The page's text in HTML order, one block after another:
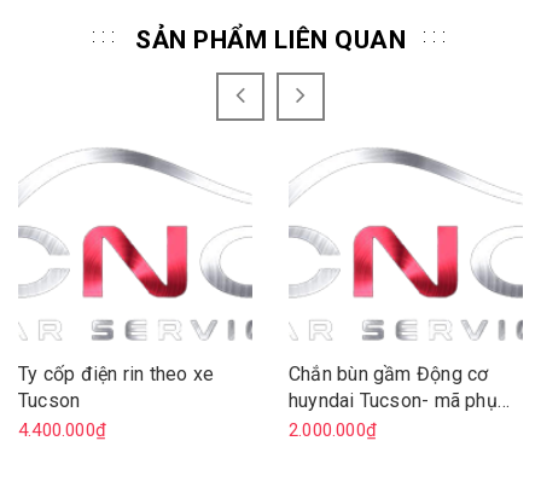
SẢN PHẨM LIÊN QUAN
Ty cốp điện rin theo xe
Tucson
4.400.000₫
Chắn bùn gầm Động cơ
huyndai Tucson- mã phụ
tùng 29110D3000
2.000.000₫